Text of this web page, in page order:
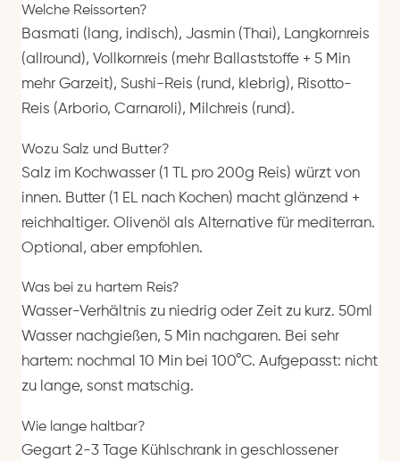
Welche Reissorten?
Basmati (lang, indisch), Jasmin (Thai), Langkornreis
(allround), Vollkornreis (mehr Ballaststoffe + 5 Min
mehr Garzeit), Sushi-Reis (rund, klebrig), Risotto-
Reis (Arborio, Carnaroli), Milchreis (rund).
Wozu Salz und Butter?
Salz im Kochwasser (1 TL pro 200g Reis) würzt von
innen. Butter (1 EL nach Kochen) macht glänzend +
reichhaltiger. Olivenöl als Alternative für mediterran.
Optional, aber empfohlen.
Was bei zu hartem Reis?
Wasser-Verhältnis zu niedrig oder Zeit zu kurz. 50ml
Wasser nachgießen, 5 Min nachgaren. Bei sehr
hartem: nochmal 10 Min bei 100°C. Aufgepasst: nicht
zu lange, sonst matschig.
Wie lange haltbar?
Gegart 2-3 Tage Kühlschrank in geschlossener